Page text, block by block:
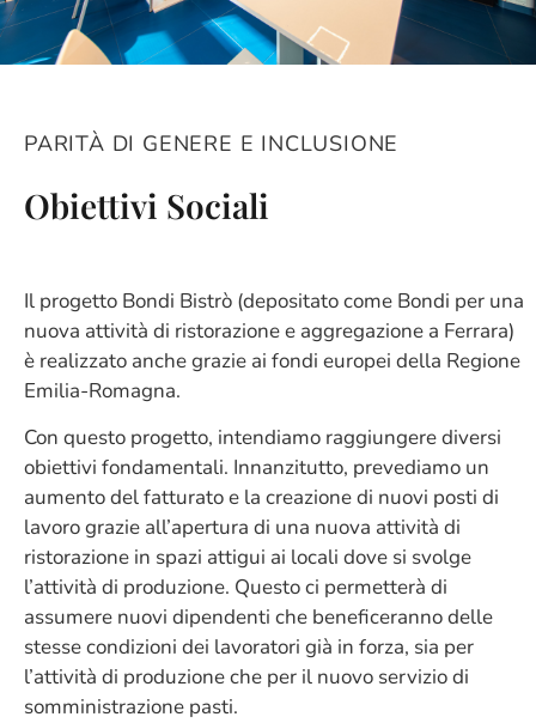
PARITÀ DI GENERE E INCLUSIONE
Obiettivi Sociali
Il progetto Bondi Bistrò (depositato come Bondi per una
nuova attività di ristorazione e aggregazione a Ferrara)
è realizzato anche grazie ai fondi europei della Regione
Emilia-Romagna.
Con questo progetto, intendiamo raggiungere diversi
obiettivi fondamentali. Innanzitutto, prevediamo un
aumento del fatturato e la creazione di nuovi posti di
lavoro grazie all’apertura di una nuova attività di
ristorazione in spazi attigui ai locali dove si svolge
l’attività di produzione. Questo ci permetterà di
assumere nuovi dipendenti che beneficeranno delle
stesse condizioni dei lavoratori già in forza, sia per
l’attività di produzione che per il nuovo servizio di
somministrazione pasti.